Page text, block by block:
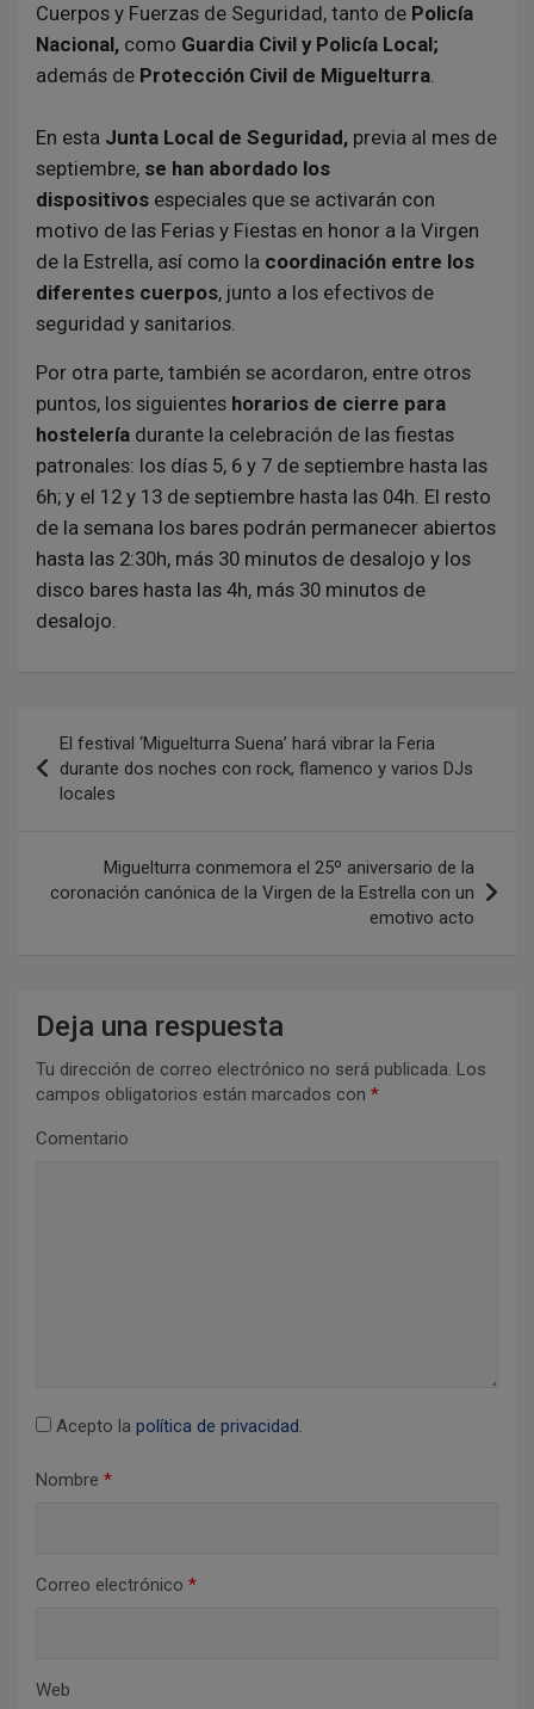
Cuerpos y Fuerzas de Seguridad, tanto de Policía
Nacional, como Guardia Civil y Policía Local;
además de Protección Civil de Miguelturra.
En esta Junta Local de Seguridad, previa al mes de
septiembre, se han abordado los
dispositivos especiales que se activarán con
motivo de las Ferias y Fiestas en honor a la Virgen
de la Estrella, así como la coordinación entre los
diferentes cuerpos, junto a los efectivos de
seguridad y sanitarios.
Por otra parte, también se acordaron, entre otros
puntos, los siguientes horarios de cierre para
hostelería durante la celebración de las fiestas
patronales: los días 5, 6 y 7 de septiembre hasta las
6h; y el 12 y 13 de septiembre hasta las 04h. El resto
de la semana los bares podrán permanecer abiertos
hasta las 2:30h, más 30 minutos de desalojo y los
disco bares hasta las 4h, más 30 minutos de
desalojo.
El festival ‘Miguelturra Suena’ hará vibrar la Feria
durante dos noches con rock, flamenco y varios DJs
locales
Miguelturra conmemora el 25º aniversario de la
coronación canónica de la Virgen de la Estrella con un
emotivo acto
Deja una respuesta
Tu dirección de correo electrónico no será publicada. Los
campos obligatorios están marcados con *
Comentario
Acepto la política de privacidad.
Nombre *
Correo electrónico *
Web